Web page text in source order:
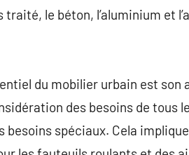
traité, le béton, l’aluminium et
du mobilier urbain est
des besoins de tous
besoins spéciaux. Cela